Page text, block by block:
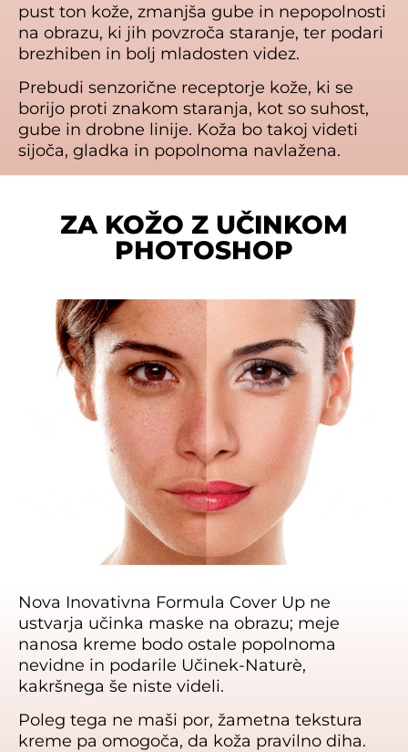
pust ton kože, zmanjša gube in nepopolnosti
na obrazu, ki jih povzroča staranje, ter podari
brezhiben in bolj mladosten videz.
Prebudi senzorične receptorje kože, ki se
borijo proti znakom staranja, kot so suhost,
gube in drobne linije. Koža bo takoj videti
sijoča, gladka in popolnoma navlažena.
ZA KOŽO Z UČINKOM
PHOTOSHOP
Nova Inovativna Formula Cover Up ne
ustvarja učinka maske na obrazu; meje
nanosa kreme bodo ostale popolnoma
nevidne in podarile Učinek-Naturè,
kakršnega še niste videli.
Poleg tega ne maši por, žametna tekstura
kreme pa omogoča, da koža pravilno diha.